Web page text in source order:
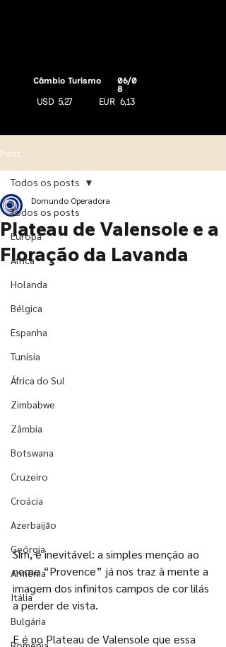
Câmbio Turismo
USD 5,27 EUR
06/0
8
6,13
Post
Todos os posts
Europa
África
Holanda
Bélgica
Espanha
Tunísia
África do Sul
Zimbabwe
Zâmbia
Botswana
Cruzeiro
Croácia
Azerbaijão
Geórgia
Armênia
Itália
Bulgária
Todos os posts
Plateau de Valensole e a
Floração da Lavanda
Domundo Operadora
Sim, é inevitável: a simples menção ao
nome “Provence” já nos traz à mente a
imagem dos infinitos campos de cor lilás
a perder de vista.
E é no Plateau de Valensole que essa